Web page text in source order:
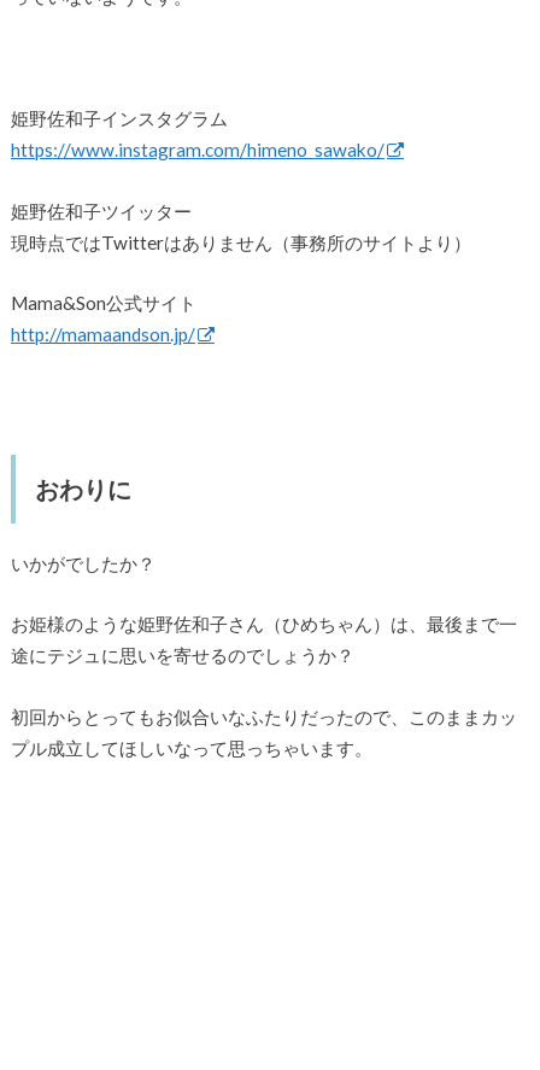
姫野佐和子インスタグラム
https://www.instagram.com/himeno_sawako/
姫野佐和子ツイッター
現時点ではTwitterはありません（事務所のサイトより）
Mama&Son公式サイト
http://mamaandson.jp/
おわりに
いかがでしたか？
お姫様のような姫野佐和子さん（ひめちゃん）は、最後まで一
途にテジュに思いを寄せるのでしょうか？
初回からとってもお似合いなふたりだったので、このままカッ
プル成立してほしいなって思っちゃいます。